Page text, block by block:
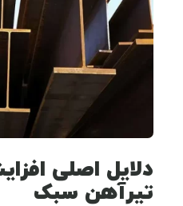
دلایل اصلی
تیرآهن سبک